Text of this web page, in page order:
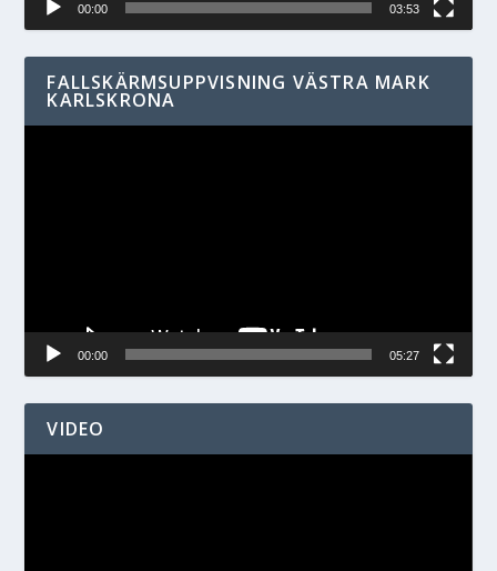
00:00 03:53
FALLSKÄRMSUPPVISNING VÄSTRA MARK
KARLSKRONA
00:00 05:27
VIDEO